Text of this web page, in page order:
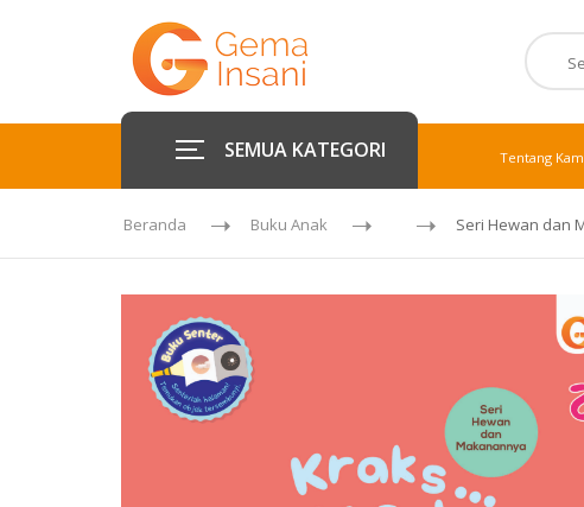
SEMUA KATEGORI Tentang
Beranda Buku Anak Seri Hewan dan